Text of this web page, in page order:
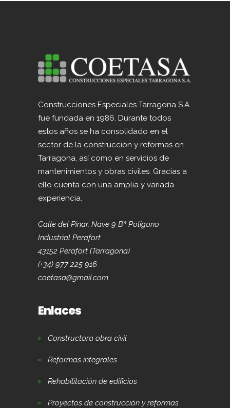
Construcciones Especiales Tarragona S.A.
fue fundada en 1986. Durante todos
estos años se ha consolidado en el
sector de la construcción y reformas en
Tarragona, así como en servicios de
mantenimientos y obras civiles. Gracias a
ello cuenta con una amplia y variada
experiencia.
Calle del Pinar, Nave 9 Bª Polígono
Industrial Perafort
43152 Perafort (Tarragona)
(+34) 977 225 916
coetasa@gmail.com
Enlaces
Constructora obra civil
Reformas integrales
Rehabilitación de edificios
Proyectos de construcción y reformas